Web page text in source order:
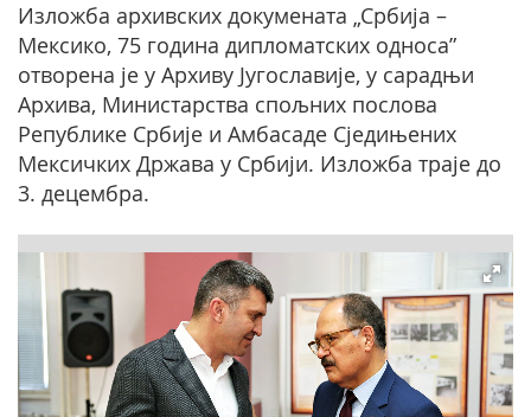
Изложба архивских докумената „Србија –
Мексико, 75 година дипломатских односа”
отворена je у Архиву Југославије, у сарадњи
Архива, Министарства спољних послова
Републике Србије и Амбасаде Сједињених
Мексичких Држава у Србији. Изложба траје до
3. децембра.